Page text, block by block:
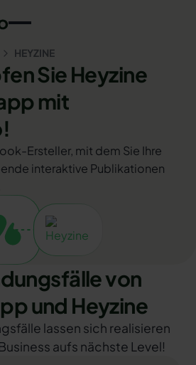
HEYZINE
Sie Heyzine
mit
Ersteller, mit dem Sie Ihre
interaktive Publikationen
von
und Heyzine
lassen sich realisieren
aufs nächste Level!